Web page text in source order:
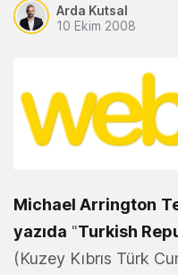
Arda Kutsal
10 Ekim 2008
Michael Arrington
yazıda "Turkish
(Kuzey Kıbrıs Türk